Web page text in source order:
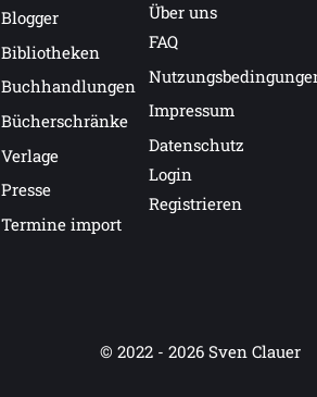
Blogger
Bibliotheken
Buchhandlungen
Bücherschränke
Verlage
Presse
Termine import
Über uns
FAQ
Impressum
Datenschutz
Login
Registrieren
© 2022 - 2026 Sven Clauer